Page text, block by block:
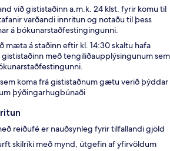
við gististaðinn a.m.k. 24 klst. fyrir komu til
varðandi innritun og notaðu til þess
á bókunarstaðfestingingunni.
mæta á staðinn eftir kl. 14:30 skaltu hafa
gististaðinn með tengiliðaupplýsingunum sem
koma frá gististaðnum gætu verið þýddar
þýðingarhugbúnaði
reiðufé er nauðsynleg fyrir tilfallandi gjöld
skilríki með mynd, útgefin af yfirvöldum